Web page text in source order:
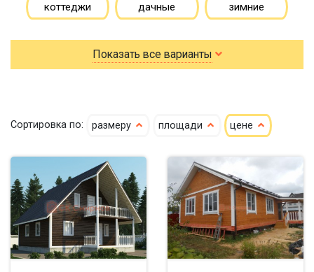
коттеджи дачные зимние
для постоянного проживания гостевые
летние
клееный сухой
кедр
клееный кедр
сухой кедр
профилированный
4х6 5х6 5х7
6х6 6х8
6х9 6х10 7х7
7х8 7х9 7х10
8х8 8х9 8х10
Показать все варианты
Сортировка по: размеру площади цене